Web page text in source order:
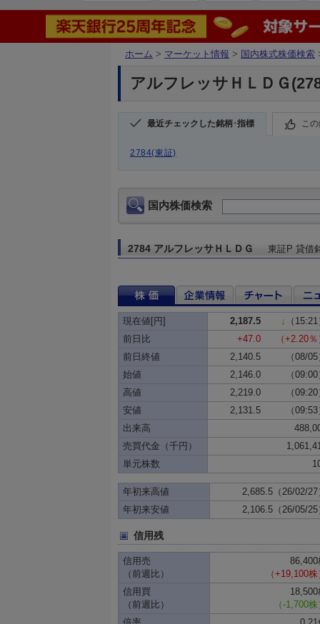
ホーム > マーケット情報 > 国内株式株価検索
アルフレッサＨＬＤＧ
最近チェックした銘柄･指標 こ
2784(東証)